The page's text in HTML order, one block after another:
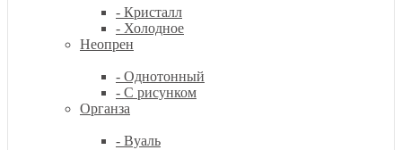
- Кристалл
- Холодное
Неопрен
- Однотонный
- С рисунком
Органза
- Вуаль